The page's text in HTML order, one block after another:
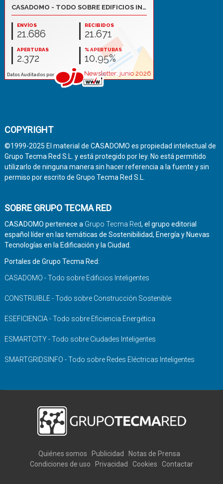
COPYRIGHT
©1999-2025 El material de CASADOMO es propiedad intelectual de
Grupo Tecma Red S.L. y está protegido por ley. No está permitido
utilizarlo de ninguna manera sin hacer referencia a la fuente y sin
permiso por escrito de Grupo Tecma Red S.L.
SOBRE GRUPO TECMA RED
CASADOMO pertenece a Grupo Tecma Red, el grupo editorial
español líder en las temáticas de Sostenibilidad, Energía y Nuevas
Tecnologías en la Edificación y la Ciudad.
Portales de Grupo Tecma Red:
CASADOMO - Todo sobre Edificios Inteligentes
CONSTRUIBLE - Todo sobre Construcción Sostenible
ESEFICIENCIA - Todo sobre Eficiencia Energética
ESMARTCITY - Todo sobre Ciudades Inteligentes
SMARTGRIDSINFO - Todo sobre Redes Eléctricas Inteligentes
Quiénes somos Publicidad
Notas de Prensa
Condiciones de uso
Privacidad Cookies Contactar